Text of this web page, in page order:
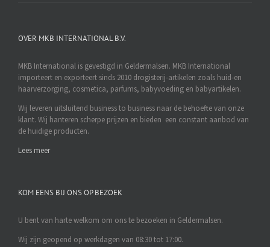
OVER MKB INTERNATIONAL B.V.
MKB International is gevestigd in Geldermalsen. MKB International
importeert en exporteert sinds 2010 drogisterij-artikelen zoals huid-en
haarverzorging, cosmetica, parfums, babyvoeding en babyartikelen.
Wij leveren uitsluitend business to business naar de behoefte van onze
klant. Wij hanteren scherpe prijzen en bieden een constant aanbod van
de huidige producten.
Lees meer
KOM EENS BIJ ONS OP BEZOEK
U bent van harte welkom om ons te bezoeken in Geldermalsen.
Wij zijn geopend op werkdagen van 08:30 tot 17:00.